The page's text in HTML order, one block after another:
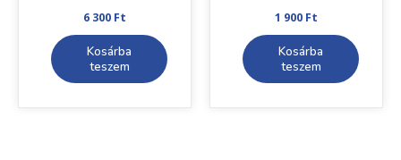
6 300 Ft
Kosárba
teszem
1 900 Ft
Kosárba
teszem